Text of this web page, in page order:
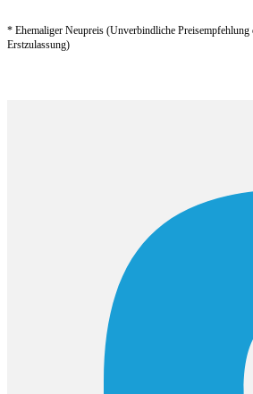
* Ehemaliger Neupreis (Unverbindliche Preisempfehlung
Erstzulassung)